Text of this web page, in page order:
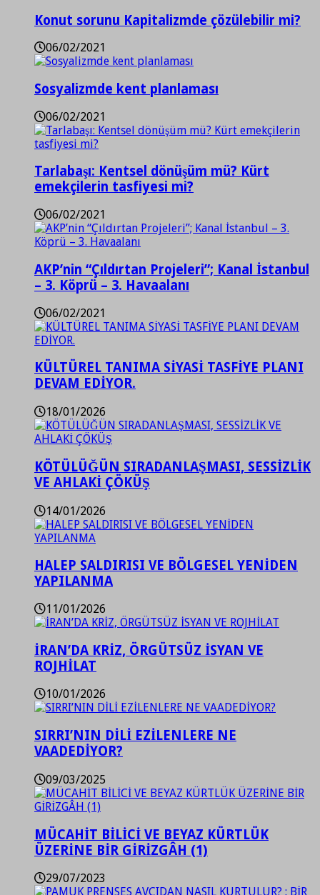
Konut sorunu Kapitalizmde çözülebilir mi?
06/02/2021
Sosyalizmde kent planlaması
06/02/2021
Tarlabaşı: Kentsel dönüşüm mü? Kürt
emekçilerin tasfiyesi mi?
06/02/2021
AKP’nin “Çıldırtan Projeleri”; Kanal İstanbul
– 3. Köprü – 3. Havaalanı
06/02/2021
KÜLTÜREL TANIMA SİYASİ TASFİYE PLANI
DEVAM EDİYOR.
18/01/2026
KÖTÜLÜĞÜN SIRADANLAŞMASI, SESSİZLİK
VE AHLAKİ ÇÖKÜŞ
14/01/2026
HALEP SALDIRISI VE BÖLGESEL YENİDEN
YAPILANMA
11/01/2026
İRAN’DA KRİZ, ÖRGÜTSÜZ İSYAN VE
ROJHİLAT
10/01/2026
SIRRI’NIN DİLİ EZİLENLERE NE
VAADEDİYOR?
09/03/2025
MÜCAHİT BİLİCİ VE BEYAZ KÜRTLÜK
ÜZERİNE BİR GİRİZGÂH (1)
29/07/2023